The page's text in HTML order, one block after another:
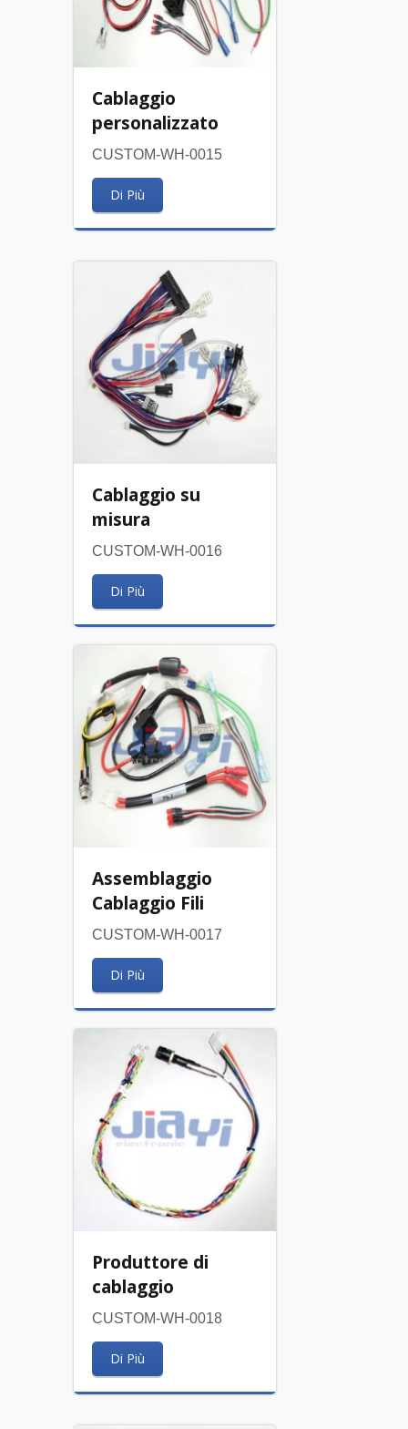
Cablaggio
personalizzato
CUSTOM-WH-0015
Di Più
Cablaggio su
misura
CUSTOM-WH-0016
Di Più
Assemblaggio
Cablaggio Fili
CUSTOM-WH-0017
Di Più
Produttore di
cablaggio
CUSTOM-WH-0018
Di Più